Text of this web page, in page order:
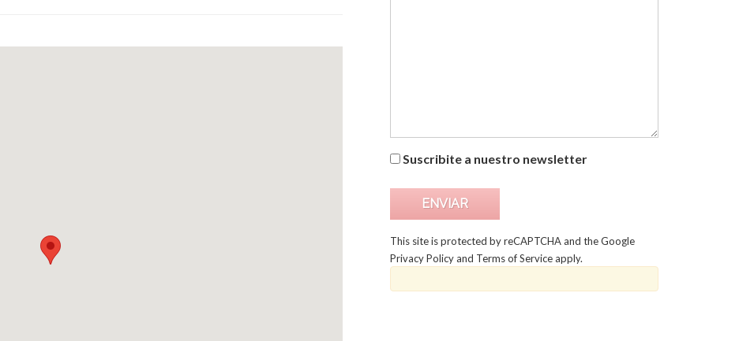
Suscribite a nuestro newsletter
This site is protected by reCAPTCHA and the Google
Privacy Policyand Terms of Serviceapply.